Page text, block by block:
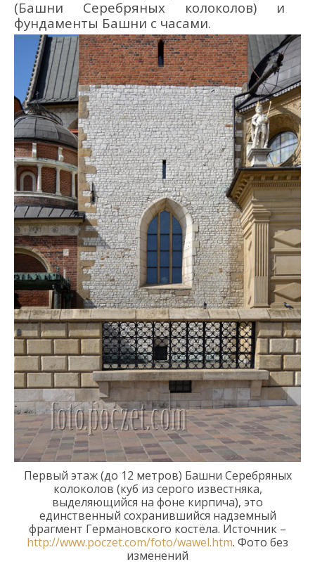
(Башни Серебряных колоколов) и
фундаменты Башни с часами.
Первый этаж (до 12 метров) Башни Серебряных
колоколов (куб из серого известняка,
выделяющийся на фоне кирпича), это
единственный сохранившийся надземный
фрагмент Германовского костёла. Источник –
http://www.poczet.com/foto/wawel.htm. Фото без
изменений